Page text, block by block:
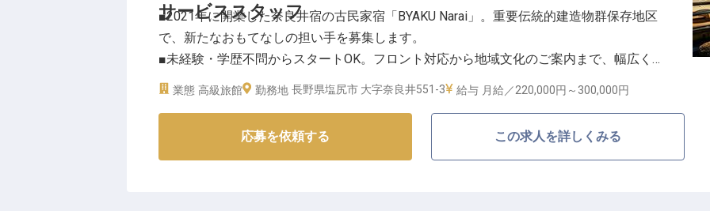
サービススタッフ
■2021年に開業した奈良井宿の古民家宿「BYAKU Narai」。重要伝統的建造物群保存地区
で、新たなおもてなしの担い手を募集します。
■未経験・学歴不問からスタートOK。フロント対応から地域文化のご案内まで、幅広く経
験できます。
■月給220,000円〜。各種社会保険を完備し、腰を据えて働ける環境です。
業態 高級旅館 勤務地 長野県塩尻市 大字奈良井551-3 給与 月給／220,000円～ 300,000円
応募を依頼する この求人を詳しくみる